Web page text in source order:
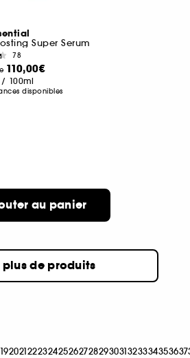
Super Serum
78
110,00€
/ 100ml
disponibles
au panier
plus de produits
202122232425262728293031323334353637